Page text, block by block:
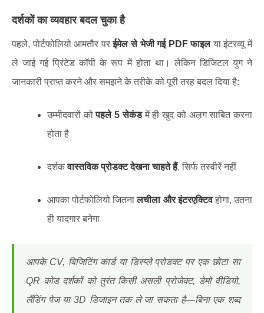
दर्शकों का व्यवहार बदल चुका है
पहले, पोर्टफोलियो आमतौर परईमेल से भेजी गई PDF फाइलया इंटरव्यू में
ले जाई गई प्रिंटेड कॉपी के रूप में होता था। लेकिन डिजिटल युग ने
जानकारी प्राप्त करने और समझने के तरीके को पूरी तरह बदल दिया है:
उम्मीदवारों कोपहले 5 सेकंडमें ही खुद को अलग साबित करना
होता है
दर्शकवास्तविक प्रोडक्ट देखना चाहते हैं, सिर्फ तस्वीरें नहीं
आपका पोर्टफोलियो जितनालचीला और इंटरएक्टिवहोगा, उतना
ही यादगार बनेगा
आपके CV, विजिटिंग कार्ड या डिस्प्ले प्रोडक्ट पर एक छोटा सा
QR कोड दर्शकों को तुरंत किसी असली प्रोजेक्ट, डेमो वीडियो,
लैंडिंग पेज या 3D डिजाइन तक ले जा सकता है—बिना एक शब्द